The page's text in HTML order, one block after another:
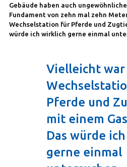
Gebäude haben auch
Fundament von zehn mal zehn
Wechselstation für Pferde und
würde ich wirklich gerne einmal
Vielleicht war
Pferde und
mit einem
Das würde
gerne einmal